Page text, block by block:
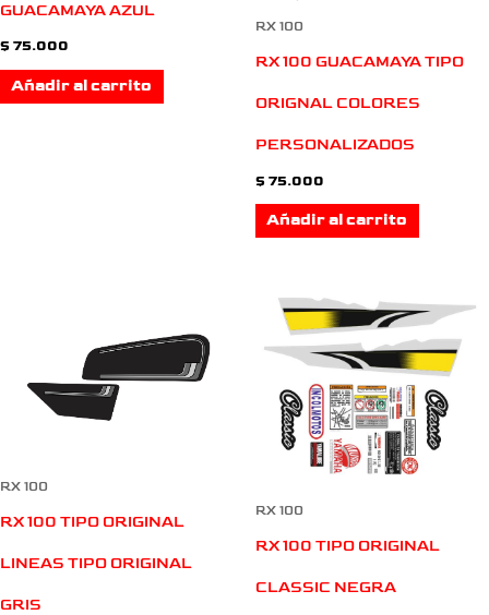
GUACAMAYA AZUL
$ 75.000
Añadir al carrito
RX 100
RX 100 GUACAMAYA TIPO
ORIGNAL COLORES
PERSONALIZADOS
$ 75.000
Añadir al carrito
RX 100
RX 100 TIPO ORIGINAL
LINEAS TIPO ORIGINAL
GRIS
RX 100
RX 100 TIPO ORIGINAL
CLASSIC NEGRA